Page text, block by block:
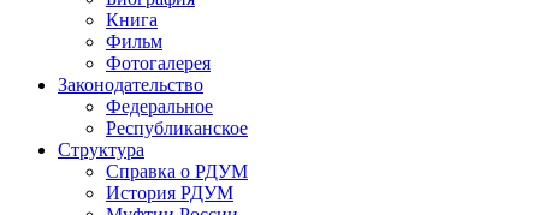
Книга
Фильм
Фотогалерея
Законодательство
Федеральное
Республиканское
Структура
Справка о РДУМ
История РДУМ